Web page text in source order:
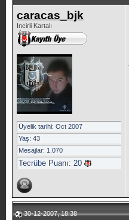
caracas_bjk
Incirli Kartalı
Üyelik tarihi: Oct 2007
Yaş: 43
Mesajlar: 1.070
Tecrübe Puanı: 20
30-12-2007, 18:38